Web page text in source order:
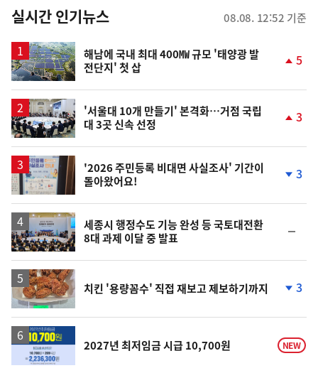
뉴
스
실시간 인기뉴스 08.08. 12:52 기준
해남에 국내 최대 400㎿ 규모 '태양광 발
전단지' 첫 삽
상
5
'서울대 10개 만들기' 본격화…거점 국립
대 3곳 신속 선정
상
3
'2026 주민등록 비대면 사실조사' 기간이
돌아왔어요!
하
3
세종시 행정수도 기능 완성 등 국토대전환
8대 과제 이달 중 발표
일
치킨 '용량꼼수' 직접 재보고 제보하기까지
하
락
3
2027년 최저임금 시급 10,700원 NEW